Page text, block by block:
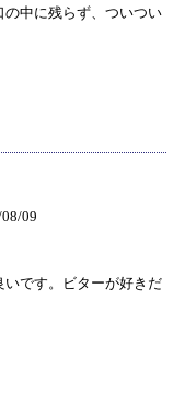
中に残らず、ついつい
09
です。ビターが好きだ